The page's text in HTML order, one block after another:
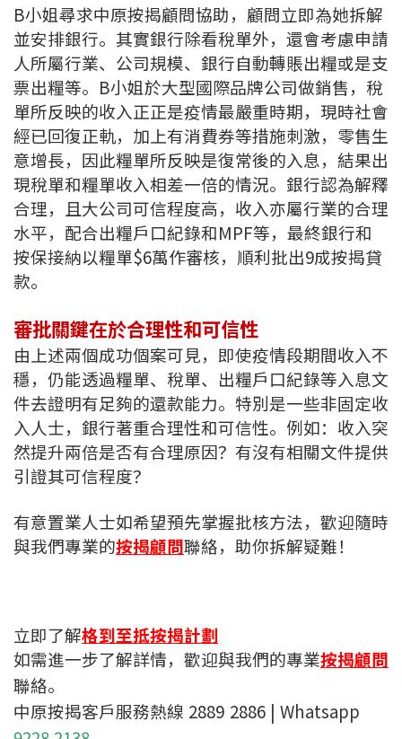
B小姐尋求中原按揭顧問協助，顧問立即為她拆解
並安排銀行。其實銀行除看稅單外，還會考慮申請
人所屬行業、公司規模、銀行自動轉賬出糧或是支
票出糧等。B小姐於大型國際品牌公司做銷售，稅
單所反映的收入正正是疫情最嚴重時期，現時社會
經已回復正軌，加上有消費券等措施刺激，零售生
意增長，因此糧單所反映是復常後的入息，結果出
現稅單和糧單收入相差一倍的情況。銀行認為解釋
合理，且大公司可信程度高，收入亦屬行業的合理
水平，配合出糧戶口紀錄和MPF等，最終銀行和
按保接納以糧單$6萬作審核，順利批出9成按揭貸
款。
審批關鍵在於合理性和可信性
由上述兩個成功個案可見，即使疫情段期間收入不
穩，仍能透過糧單、稅單、出糧戶口紀錄等入息文
件去證明有足夠的還款能力。特別是一些非固定收
入人士，銀行著重合理性和可信性。例如：收入突
然提升兩倍是否有合理原因？有沒有相關文件提供
引證其可信程度？
有意置業人士如希望預先掌握批核方法，歡迎隨時
與我們專業的按揭顧問聯絡，助你拆解疑難！
立即了解格到至抵按揭計劃
如需進一步了解詳情，歡迎與我們的專業按揭顧問
聯絡。
中原按揭客戶服務熱線 2889 2886 | Whatsapp